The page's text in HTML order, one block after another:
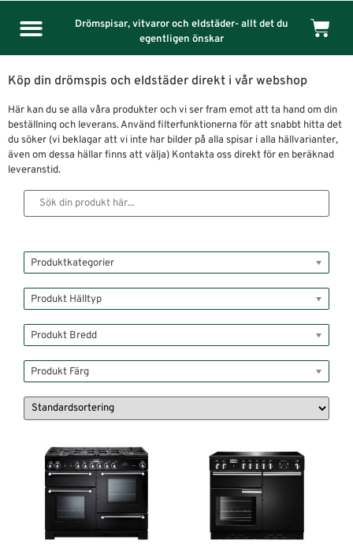
Drömspisar, vitvaror och eldstäder- allt det du
egentligen önskar
Köp din drömspis och eldstäder direkt i vår webshop
Här kan du se alla våra produkter och vi ser fram emot att ta hand om din
beställning och leverans. Använd filterfunktionerna för att snabbt hitta det
du söker (vi beklagar att vi inte har bilder på alla spisar i alla hällvarianter,
även om dessa hällar finns att välja) Kontakta oss direkt för en beräknad
leveranstid.
Produktkategorier
Produkt Hälltyp
Produkt Bredd
Produkt Färg